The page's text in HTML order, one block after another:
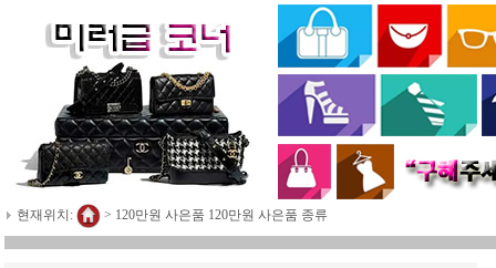
현재위치: > 120만원 사은품 120만원 사은품 종류